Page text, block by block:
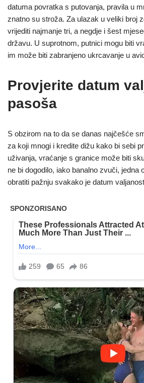
datuma povratka s putovanja, pravila u
znatno su stroža. Za ulazak u veliki broj
vrijediti najmanje tri, a negdje i šest
državu. U suprotnom, putnici mogu biti
im može biti zabranjeno ukrcavanje u
Provjerite datum
pasoša
S obzirom na to da se danas najčešće
za koji mnogi i kredite dižu kako bi sebi
uživanja, vraćanje s granice može biti
ne bi dogodilo, iako banalno zvuči, jedna
obratiti pažnju svakako je datum